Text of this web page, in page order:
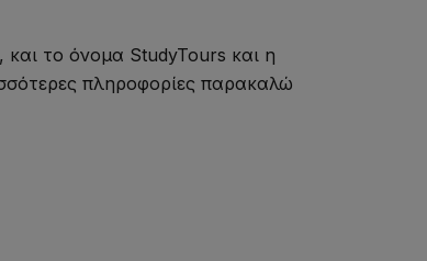
το όνομα StudyTours και η
πληροφορίες παρακαλώ